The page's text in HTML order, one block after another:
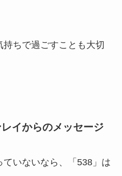
ちで過ごすことも大切
イからのメッセージ
いないなら、「538」は